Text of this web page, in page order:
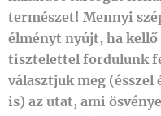
természet! Mennyi
élményt nyújt, ha kellő
tisztelettel fordulunk
választjuk meg (ésszel
is) az utat, ami